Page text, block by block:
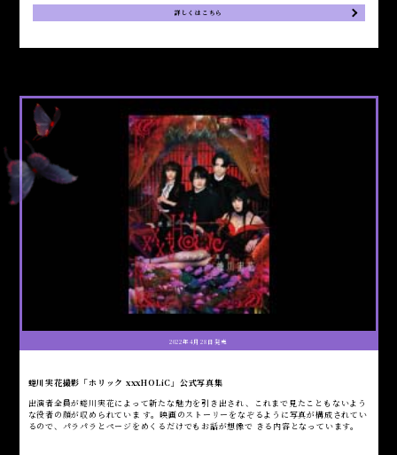
詳しくはこちら
2022年4月28日発売
蜷川実花撮影「ホリック xxxHOLiC」公式写真集
出演者全員が蜷川実花によって新たな魅力を引き出され、これまで見たこともないよう
な役者の顔が収められていま す。映画のストーリーをなぞるように写真が構成されてい
るので、パラパラとページをめくるだけでもお話が想像で きる内容となっています。